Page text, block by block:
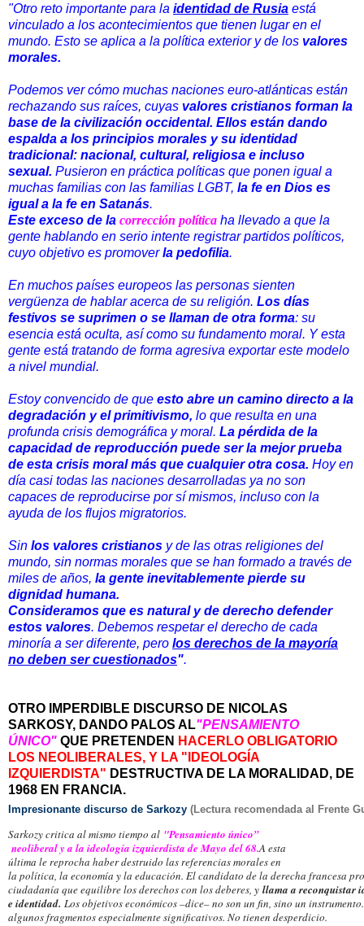
"Otro reto importante para la identidad de Rusia está
vinculado a los acontecimientos que tienen lugar en el
mundo. Esto se aplica a la política exterior y de los valores
morales.
Podemos ver cómo muchas naciones euro-atlánticas están
rechazando sus raíces, cuyas valores cristianos forman la
base de la civilización occidental. Ellos están dando
espalda a los principios morales y su identidad
tradicional: nacional, cultural, religiosa e incluso
sexual. Pusieron en práctica políticas que ponen igual a
muchas familias con las familias LGBT, la fe en Dios es
igual a la fe en Satanás.
Este exceso de la corrección política ha llevado a que la
gente hablando en serio intente registrar partidos políticos,
cuyo objetivo es promoverla pedofilia.
En muchos países europeos las personas sienten
vergüenza de hablar acerca de su religión. Los días
festivos se suprimen o se llaman de otra forma: su
esencia está oculta, así como su fundamento moral. Y esta
gente está tratando de forma agresiva exportar este modelo
a nivel mundial.
Estoy convencido de que esto abre un camino directo a la
degradación y el primitivismo, lo que resulta en una
profunda crisis demográfica y moral. La pérdida de la
capacidad de reproducción puede ser la mejor prueba
de esta crisis moral más que cualquier otra cosa. Hoy en
día casi todas las naciones desarrolladas ya no son
capaces de reproducirse por sí mismos, incluso con la
ayuda de los flujos migratorios.
Sin los valores cristianos y de las otras religiones del
mundo, sin normas morales que se han formado a través de
miles de años, la gente inevitablemente pierde su
dignidad humana.
Consideramos que es natural y de derecho defender
estos valores. Debemos respetar el derecho de cada
minoría a ser diferente, pero los derechos de la mayoría
no deben ser cuestionados".
OTRO IMPERDIBLE DISCURSO DE NICOLAS
SARKOSY, DANDO PALOS AL"PENSAMIENTO
ÚNICO" QUE PRETENDEN HACERLO OBLIGATORIO
LOS NEOLIBERALES, Y LA "IDEOLOGÍA
IZQUIERDISTA" DESTRUCTIVA DE LA MORALIDAD, DE
1968 EN FRANCIA.
Impresionante discurso de Sarkozy (Lectura recomendada al Frente
Sarkozy critica al mismo tiempo al "Pensamiento único”
neoliberal y a la ideología izquierdista de Mayo del 68.A esta
última le reprocha haber destruido las referencias morales en
la política, la economía y la educación. El candidato de la derecha francesa
ciudadanía que equilibre los derechos con los deberes, y llama a reconquistar
e identidad. Los objetivos económicos –dice– no son un fin, sino un
algunos fragmentos especialmente significativos. No tienen desperdicio.